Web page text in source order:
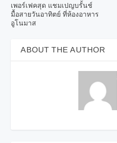
เพอร์เฟคสุด แชมเปญบรั้นช์
มื้อสายวันอาทิตย์ ที่ห้องอาหาร
อูโนมาส
ABOUT THE AUTHOR